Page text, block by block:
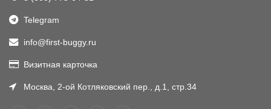
Telegram
info@first-buggy.ru
Визитная карточка
Москва, 2-ой Котляковский пер., д.1, стр.34